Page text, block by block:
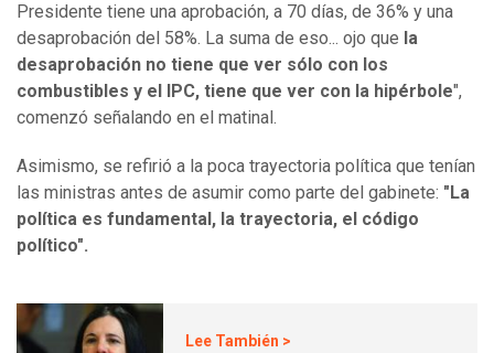
Presidente tiene una aprobación, a 70 días, de 36% y una
desaprobación del 58%. La suma de eso... ojo que la
desaprobación no tiene que ver sólo con los
combustibles y el IPC, tiene que ver con la hipérbole",
comenzó señalando en el matinal.
Asimismo, se refirió a la poca trayectoria política que tenían
las ministras antes de asumir como parte del gabinete: "La
política es fundamental, la trayectoria, el código
político".
Lee También >